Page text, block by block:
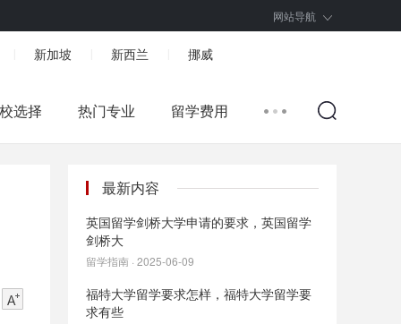
网站导航
新加坡 新西兰 挪威
选择 热门专业 留学费用
最新内容
英国留学剑桥大学申请的要求，英国留学
剑桥大
留学指南 · 2025-06-09
福特大学留学要求怎样，福特大学留学要
求有些